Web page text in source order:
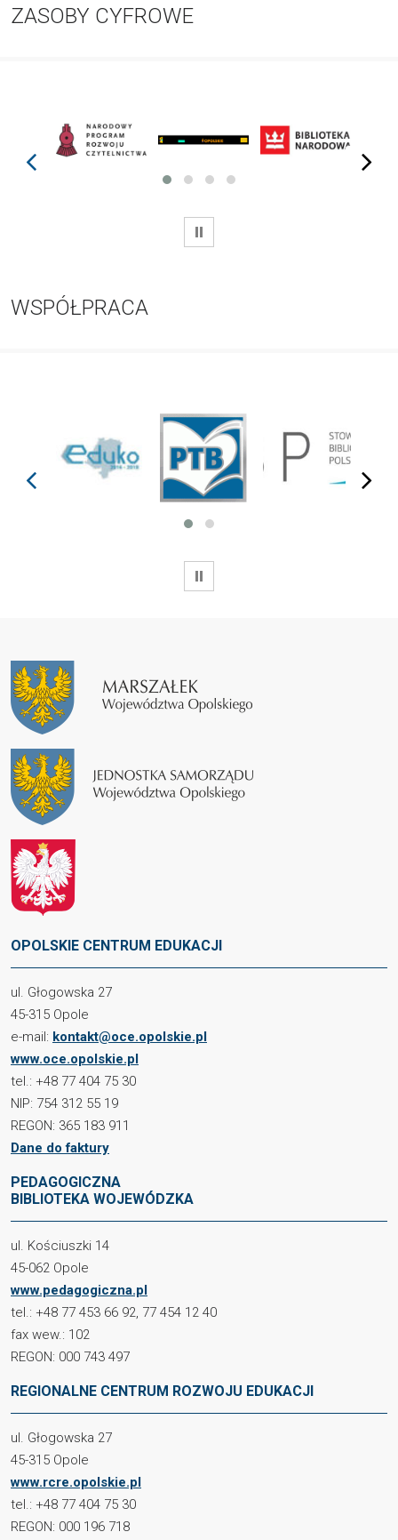
ZASOBY CYFROWE
prev next
WSTRZYMAJ
WSPÓŁPRACA
prev next
WSTRZYMAJ
OPOLSKIE CENTRUM EDUKACJI
ul. Głogowska 27
45-315 Opole
e-mail: kontakt@oce.opolskie.pl
www.oce.opolskie.pl
tel.: +48 77 404 75 30
NIP: 754 312 55 19
REGON: 365 183 911
Dane do faktury
PEDAGOGICZNA
BIBLIOTEKA WOJEWÓDZKA
ul. Kościuszki 14
45-062 Opole
www.pedagogiczna.pl
tel.: +48 77 453 66 92, 77 454 12 40
fax wew.: 102
REGON: 000 743 497
REGIONALNE CENTRUM ROZWOJU EDUKACJI
ul. Głogowska 27
45-315 Opole
www.rcre.opolskie.pl
tel.: +48 77 404 75 30
REGON: 000 196 718